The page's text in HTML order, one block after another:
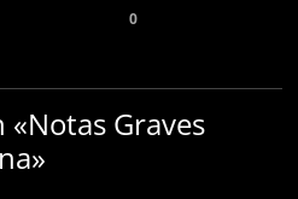
0
«Notas Graves
»